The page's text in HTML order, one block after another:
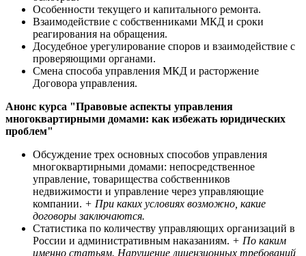
Особенности текущего и капитального ремонта.
Взаимодействие с собственниками МКД и сроки
реагирования на обращения.
Досудебное урегулирование споров и взаимодействие с
проверяющими органами.
Смена способа управления МКД и расторжение
Договора управления.
Анонс курса "Правовые аспекты управления
многоквартирными домами: как избежать юридических
проблем"
Обсуждение трех основных способов управления
многоквартирными домами: непосредственное
управление, товарищества собственников
недвижимости и управление через управляющие
компании. + При каких условиях возможно, какие
договоры заключаются.
Статистика по количеству управляющих организаций в
России и административным наказаниям. + По каким
именно статьям. Нарушение лицензионных требований,